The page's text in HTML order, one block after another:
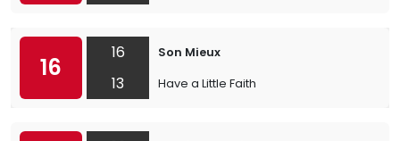
16
16
13
Son Mieux
Have a Little Faith